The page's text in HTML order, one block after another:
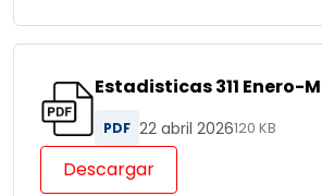
Estadisticas 311 Enero-
PDF 22 abril 2026120 KB
Descargar